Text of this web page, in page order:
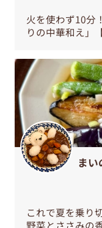
火を使わず10分
りの中華和え」
ま
これで夏を乗り
野菜とささみの